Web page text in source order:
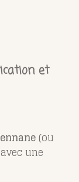
et
(ou
une